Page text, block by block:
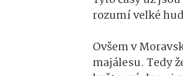
rozumí velké
Ovšem v
majálesu. Tedy